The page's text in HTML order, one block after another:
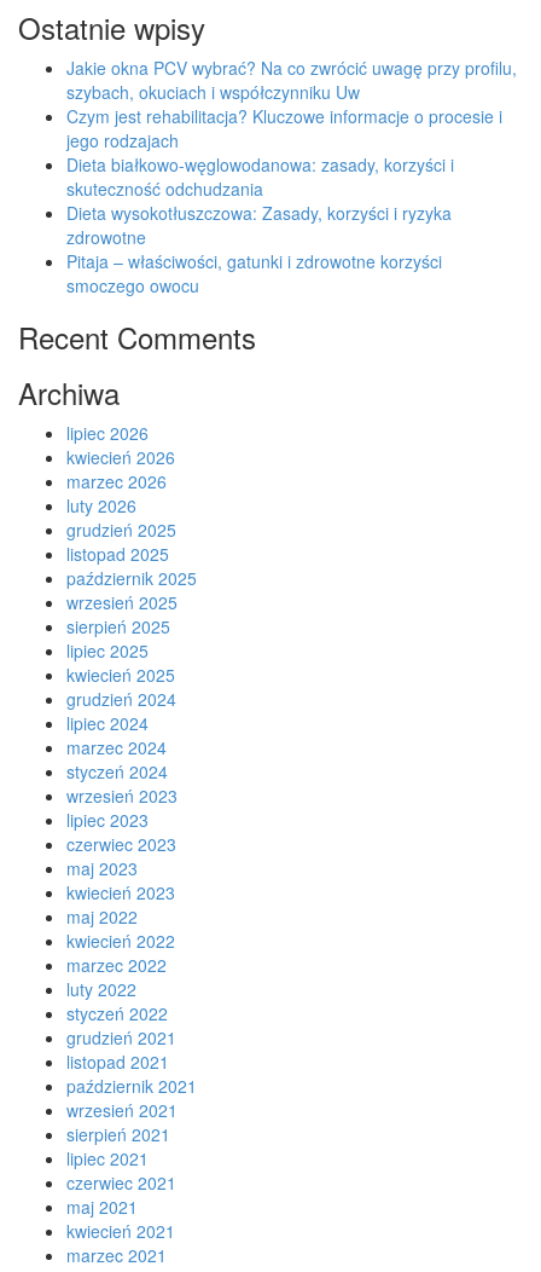
Ostatnie wpisy
Jakie okna PCV wybrać? Na co zwrócić uwagę przy profilu,
szybach, okuciach i współczynniku Uw
Czym jest rehabilitacja? Kluczowe informacje o procesie i
jego rodzajach
Dieta białkowo-węglowodanowa: zasady, korzyści i
skuteczność odchudzania
Dieta wysokotłuszczowa: Zasady, korzyści i ryzyka
zdrowotne
Pitaja – właściwości, gatunki i zdrowotne korzyści
smoczego owocu
Recent Comments
Archiwa
lipiec 2026
kwiecień 2026
marzec 2026
luty 2026
grudzień 2025
listopad 2025
październik 2025
wrzesień 2025
sierpień 2025
lipiec 2025
kwiecień 2025
grudzień 2024
lipiec 2024
marzec 2024
styczeń 2024
wrzesień 2023
lipiec 2023
czerwiec 2023
maj 2023
kwiecień 2023
maj 2022
kwiecień 2022
marzec 2022
luty 2022
styczeń 2022
grudzień 2021
listopad 2021
październik 2021
wrzesień 2021
sierpień 2021
lipiec 2021
czerwiec 2021
maj 2021
kwiecień 2021
marzec 2021